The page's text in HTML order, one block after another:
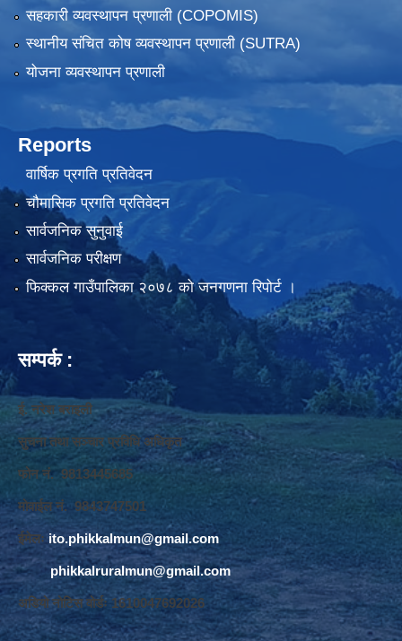
सहकारी व्यवस्थापन प्रणाली (COPOMIS)
स्थानीय संचित कोष व्यवस्थापन प्रणाली (SUTRA)
योजना व्यवस्थापन प्रणाली
Reports
वार्षिक प्रगति प्रतिवेदन
चौमासिक प्रगति प्रतिवेदन
सार्वजनिक सुनुवाई
सार्वजनिक परीक्षण
फिक्कल गाउँपालिका २०७८ को जनगणना रिपोर्ट ।
सम्पर्क :
ई. नरेश बराइली
सुचना तथा सञ्‍चार प्रविधि अधिकृत
फोन नं. 9813445685
मोवाईल नं. 9843747501
ईमेलः ito.phikkalmun@gmail.com
phikkalruralmun@gmail.com
अडियो नोटिस वोर्डः 1610047692026